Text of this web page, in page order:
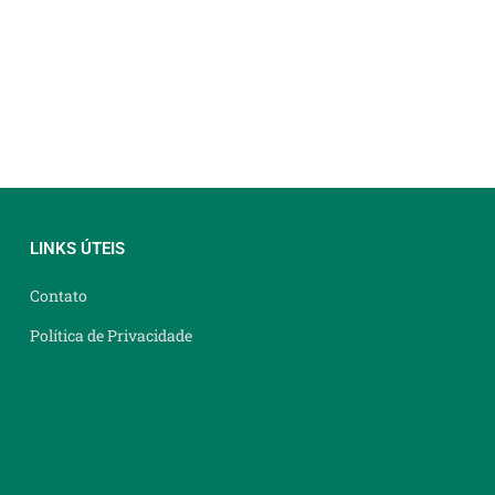
LINKS ÚTEIS
Contato
Política de Privacidade